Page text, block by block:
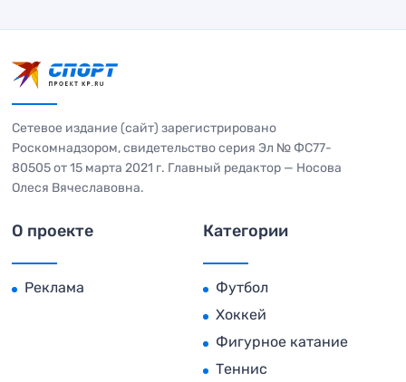
Сетевое издание (сайт) зарегистрировано
Роскомнадзором, свидетельство серия Эл № ФС77-
80505 от 15 марта 2021 г. Главный редактор — Носова
Олеся Вячеславовна.
О проекте
Реклама
Категории
Футбол
Хоккей
Фигурное катание
Теннис